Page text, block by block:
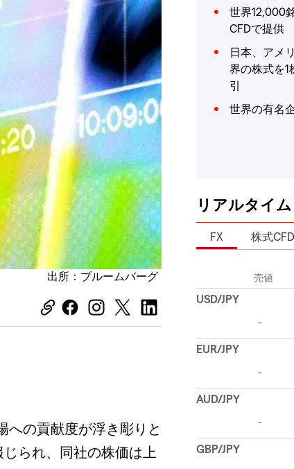
出所：ブルームバーグ
への貢献度が浮き彫りと
られ、同社の株価は上
世界12,000
CFDで提供
日本、アメ
界の株式を1
引
世界の有名
リアルタイ
FX 株式CFD